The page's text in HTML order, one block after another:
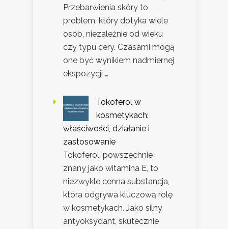
Przebarwienia skóry to
problem, który dotyka wiele
osób, niezależnie od wieku
czy typu cery. Czasami mogą
one być wynikiem nadmiernej
ekspozycji …
Tokoferol w
kosmetykach:
właściwości, działanie i
zastosowanie
Tokoferol, powszechnie
znany jako witamina E, to
niezwykle cenna substancja,
która odgrywa kluczową rolę
w kosmetykach. Jako silny
antyoksydant, skutecznie